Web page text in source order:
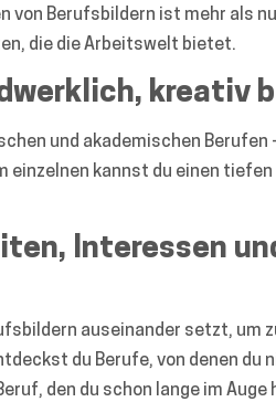
von Berufsbildern ist mehr als
die die Arbeitswelt bietet.
kreativ
und akademischen
einzelnen kannst du einen
Interessen
auseinander setzt, um
du Berufe, von denen du
den du schon lange im